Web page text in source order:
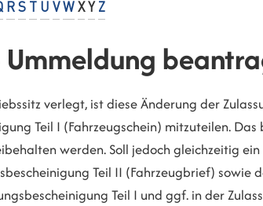
R S U V W X Y Z
verlegt, ist diese Änderung der
Teil I (Fahrzeugschein) mitzuteilen. Das
werden. Soll jedoch gleichzeitig
Teil II (Fahrzeugbrief) sowie
Teil I und ggf. in der